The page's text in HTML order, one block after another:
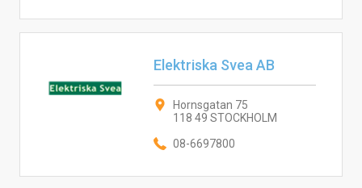
Elektriska Svea AB
Hornsgatan 75
118 49 STOCKHOLM
08-6697800